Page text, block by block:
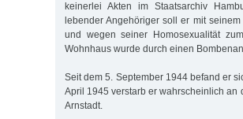
keinerlei Akten im Staatsarchiv
lebender Angehöriger soll er mit
und wegen seiner Homosexualität
Wohnhaus wurde durch einen
Seit dem 5. September 1944 befand er
April 1945 verstarb er wahrscheinlich an
Arnstadt.